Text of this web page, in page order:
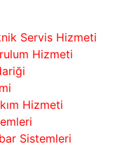
Servis Hizmeti
Hizmeti
Hizmeti
Sistemleri